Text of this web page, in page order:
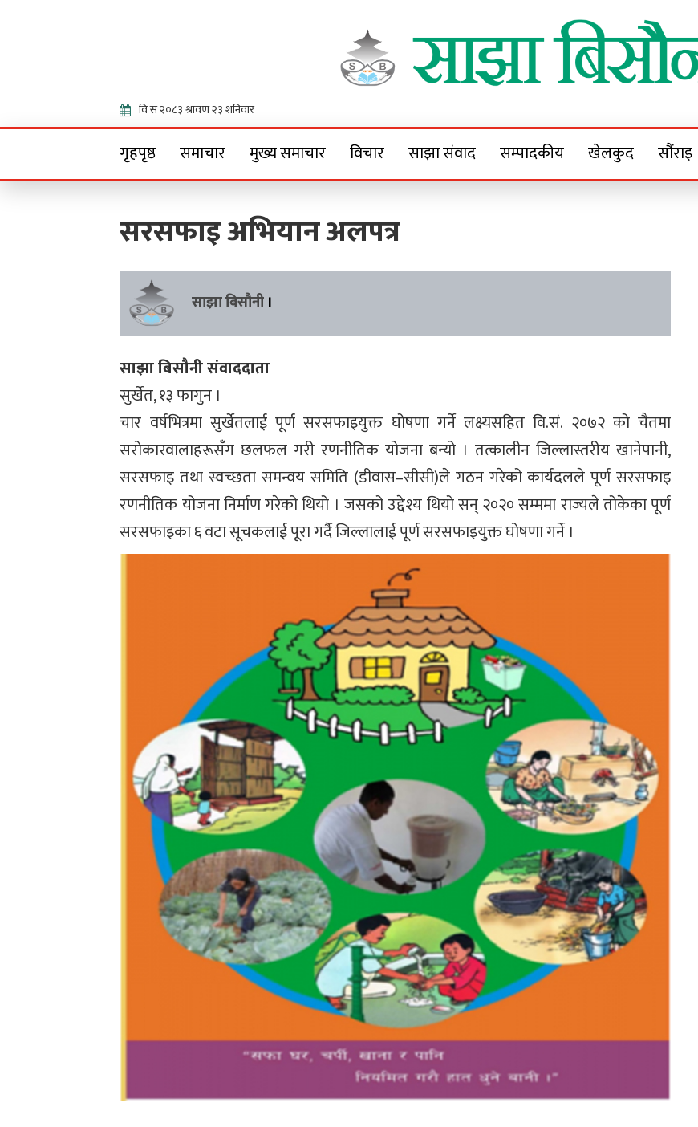
Sajha Bisaunee
गृहपृष्ठ समाचार मुख्य समाचार विचार साझा संवाद सम्पादकीय खेलकुद सौंराइ
सरसफाइ अभियान अलपत्र
साझा बिसौनी ।
साझा बिसौनी संवाददाता
सुर्खेत, १३ फागुन ।
चार वर्षभित्रमा सुर्खेतलाई पूर्ण सरसफाइयुक्त घोषणा गर्ने लक्ष्यसहित वि.सं. २०७२ को चैतमा
सरोकारवालाहरूसँग छलफल गरी रणनीतिक योजना बन्यो । तत्कालीन जिल्लास्तरीय खानेपानी,
सरसफाइ तथा स्वच्छता समन्वय समिति (डीवास–सीसी)ले गठन गरेको कार्यदलले पूर्ण सरसफाइ
रणनीतिक योजना निर्माण गरेको थियो । जसको उद्देश्य थियो सन् २०२० सम्ममा राज्यले तोकेका पूर्ण
सरसफाइका ६ वटा सूचकलाई पूरा गर्दै जिल्लालाई पूर्ण सरसफाइयुक्त घोषणा गर्ने ।